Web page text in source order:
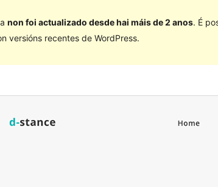
non foi actualizado desde hai máis de 2 anos. É
versións recentes de WordPress.